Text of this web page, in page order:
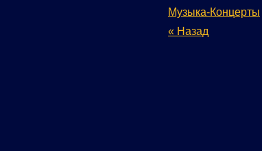
Музыка-Концерты
« Назад